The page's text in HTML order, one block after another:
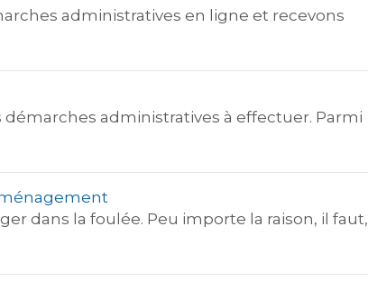
administratives en ligne et recevons
administratives à effectuer. Parmi
dans la foulée. Peu importe la raison, il faut,